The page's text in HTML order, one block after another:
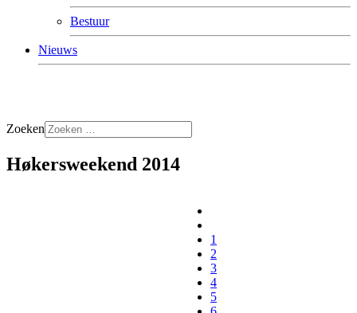
Bestuur
Nieuws
Zoeken
Høkersweekend 2014
1
2
3
4
5